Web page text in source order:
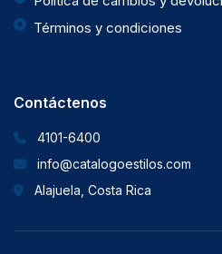
Términos y condiciones
Contáctenos
4101-6400
info@catalogoestilos.com
Alajuela, Costa Rica